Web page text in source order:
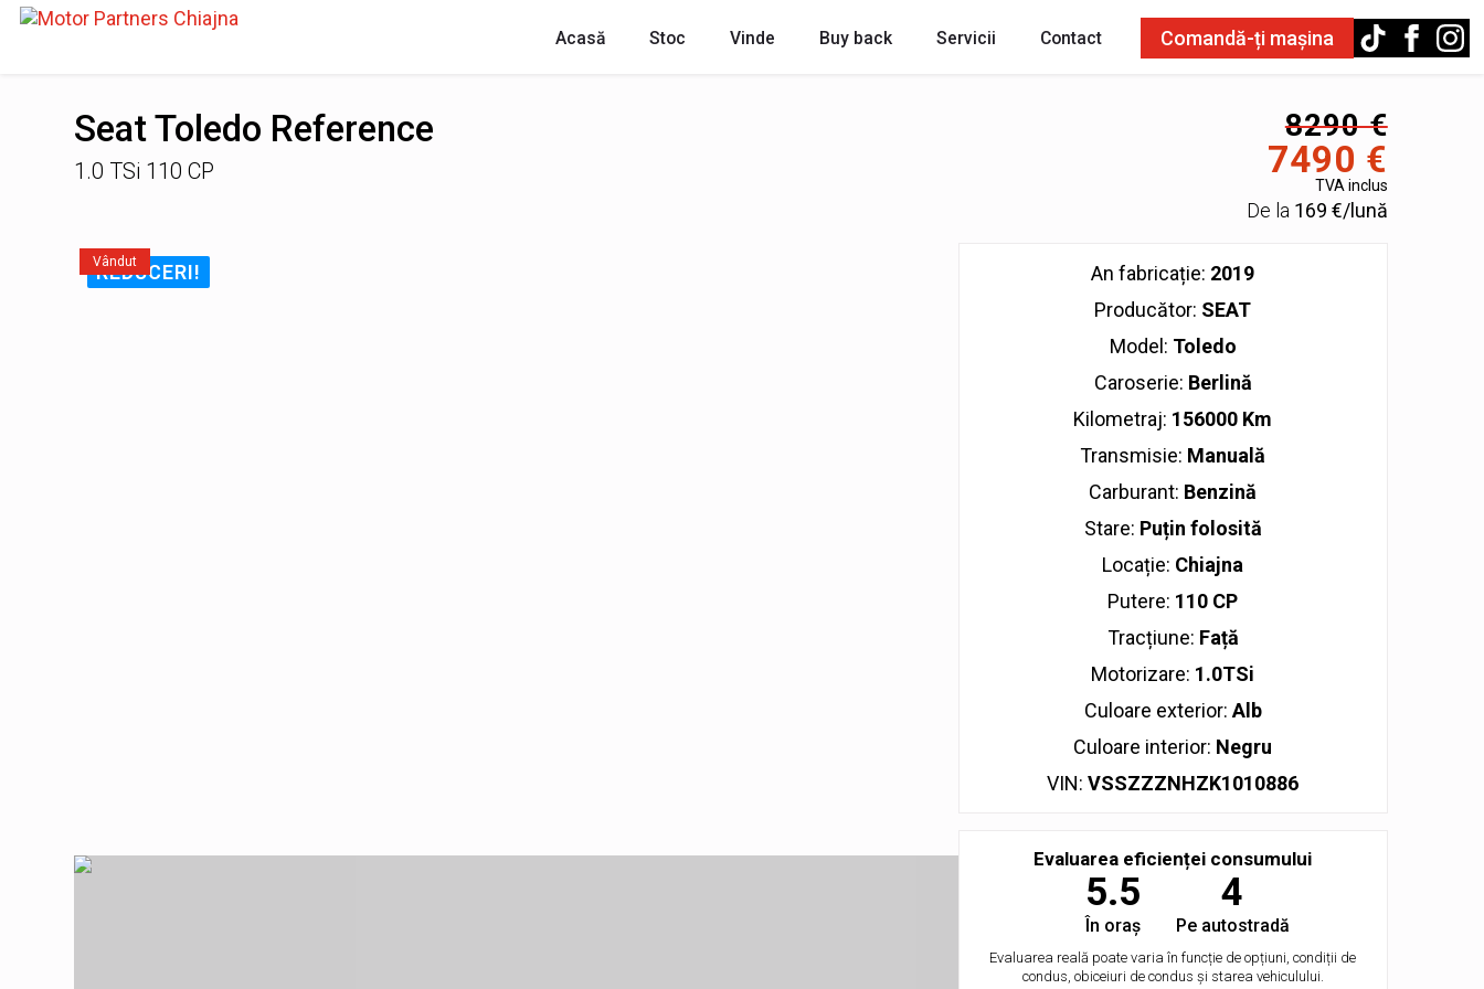
Acasă Stoc Vinde Buy back Servicii Contact Comandă-ți mașina
Seat Toledo Reference
1.0 TSi 110 CP
8290 €
7490 €
TVA inclus
De la 169 €/lună
REDUCERI!
Vândut An fabricație: 2019
Producător: SEAT
Model: Toledo
Caroserie: Berlină
Kilometraj: 156000 Km
Transmisie: Manuală
Carburant: Benzină
Stare: Puțin folosită
Locație: Chiajna
Putere: 110 CP
Tracțiune: Față
Motorizare: 1.0TSi
Culoare exterior: Alb
Culoare interior: Negru
VIN:VSSZZZNHZK1010886
Evaluarea eficienței consumului
5.5
În oraș
4
Pe autostradă
Evaluarea reală poate varia în funcție de opțiuni, condiții de
condus, obiceiuri de condus și starea vehiculului.